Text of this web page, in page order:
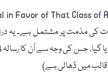
کی مذمت پر مشتمل ہے۔ یہ
سے اُن کا رسالہ 1834ء میں ناکام ہوگیا۔
میں ڈھالی ہے)